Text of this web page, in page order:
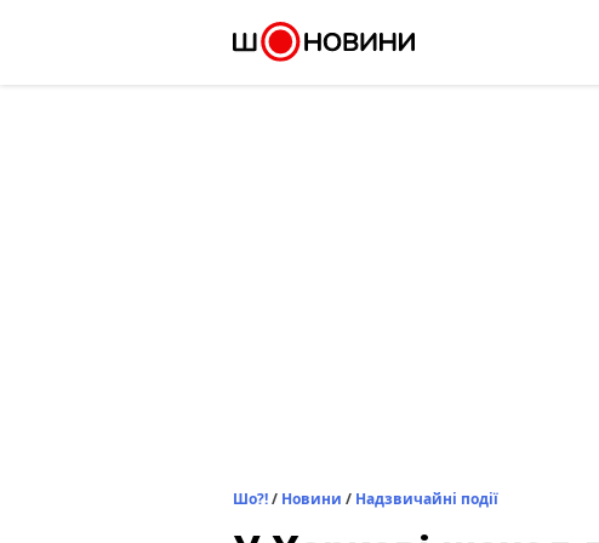
Шо?!/ Новини / Надзвичайні події